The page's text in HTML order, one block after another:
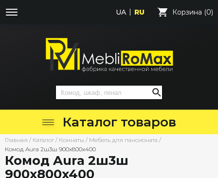
UA RU Корзина (0)
Каталог товаров
Главная / Каталог / Комнаты / Мебель для пансионата /
Комод Aura 2ш3ш 900х800х400
Комод Aura 2ш3ш
900х800х400